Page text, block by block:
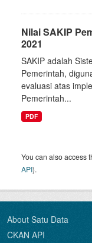
Nilai SAKIP
2021
SAKIP adalah
Pemerintah,
evaluasi atas
Pemerintah...
PDF
You can also access
API).
About Satu Data
CKAN API